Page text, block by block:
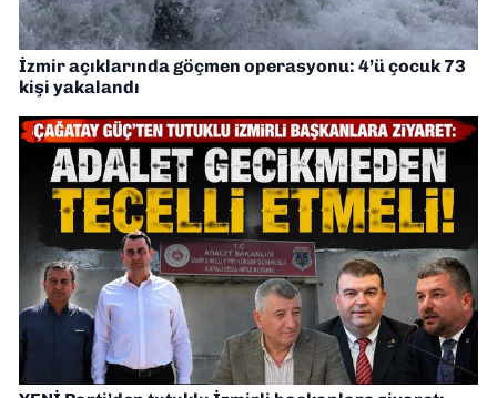
İzmir açıklarında göçmen operasyonu: 4’ü çocuk 73
kişi yakalandı